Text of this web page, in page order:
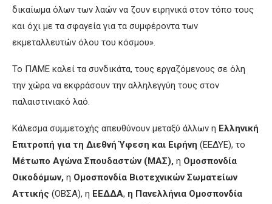
δικαίωμα όλων των λαών να ζουν ειρηνικά στον τόπο τους
και όχι με τα σφαγεία για τα συμφέροντα των
εκμεταλλευτών όλου του κόσμου».
Το ΠΑΜΕ καλεί τα συνδικάτα, τους εργαζόμενους σε όλη
την χώρα να εκφράσουν την αλληλεγγύη τους στον
παλαιστινιακό λαό.
Κάλεσμα συμμετοχής απευθύνουν μεταξύ άλλων η Ελληνική
Επιτροπή για τη Διεθνή Ύφεση και Ειρήνη (ΕΕΔΥΕ), το
Μέτωπο Αγώνα Σπουδαστών (ΜΑΣ), η Ομοσπονδία
Οικοδόμων, η Ομοσπονδία Βιοτεχνικών Σωματείων
Αττικής (ΟΒΣΑ), η ΕΕΔΔΑ, η Πανελλήνια Ομοσπονδία